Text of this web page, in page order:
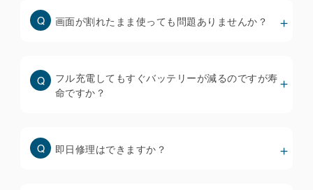
応しており、iOS18.1以降で正常に動作することを
確認しています。
に必要なデータを移植するための機器を全店に配備
していますが、交換前のディスプレイからTrueTone
画面が割れたまま使っても問題ありませんか？
フル充電してもすぐバッテリーが減るのですが寿
命ですか？
即日修理はできますか？